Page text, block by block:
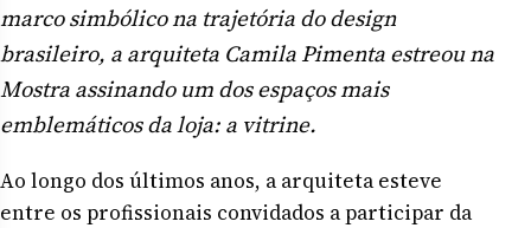
marco simbólico na trajetória do design
brasileiro, a arquiteta Camila Pimenta estreou na
Mostra assinando um dos espaços mais
emblemáticos da loja: a vitrine.
Ao longo dos últimos anos, a arquiteta esteve
entre os profissionais convidados a participar da